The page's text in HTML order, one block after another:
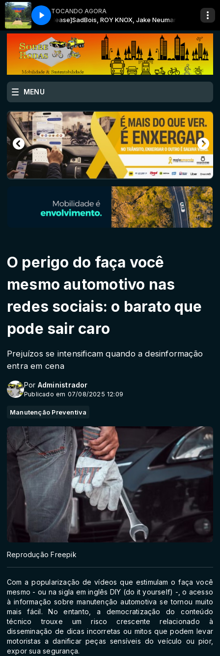
TOCANDO AGORA
Release] SadBois, ROY KNOX, Jake Neumar - Need You Again [NCS
MENU
O perigo do faça você
mesmo automotivo nas
redes sociais: o barato que
pode sair caro
Prejuízos se intensificam quando a desinformação
entra em cena
Por Administrador
Publicado em 07/08/2025 12:09
Manutenção Preventiva
Reprodução Freepik
Com a popularização de vídeos que estimulam o faça você
mesmo - ou na sigla em inglês DIY (do it yourself) -, o acesso
à informação sobre manutenção automotiva se tornou muito
mais fácil. No entanto, a democratização do conteúdo
técnico trouxe um risco crescente relacionado à
disseminação de dicas incorretas ou mitos que podem levar
motoristas a danificar peças sensíveis do veículo ou pior,
expor sua segurança.